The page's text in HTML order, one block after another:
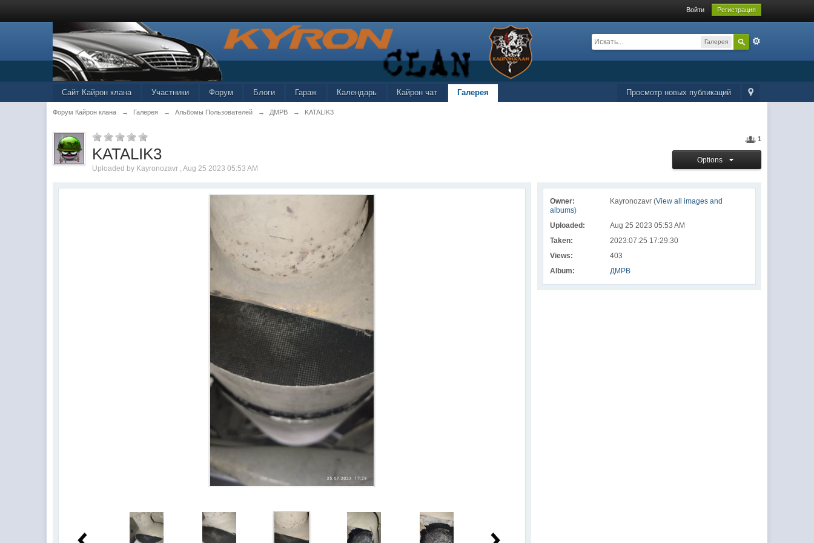
Войти Регистрация
Галерея
Просмотр новых публикаций
Сайт Кайрон клана Участники Форум Блоги Гараж Календарь Кайрон чат Галерея
Форум Кайрон клана → Галерея → Альбомы Пользователей → ДМРВ → KATALIK3
1
Options
KATALIK3
Uploaded by Kayronozavr , Aug 25 2023 05:53 AM
Owner: Kayronozavr (View all images and
albums)
Uploaded:
Aug 25 2023 05:53 AM
Taken:
2023:07:25 17:29:30
Views:
403
Album:
ДМРВ